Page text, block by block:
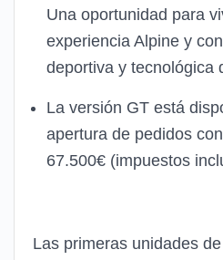
Una oportunidad para
experiencia Alpine y
deportiva y tecnológica
La versión GT está
apertura de pedidos
67.500€ (impuestos
Las primeras unidades